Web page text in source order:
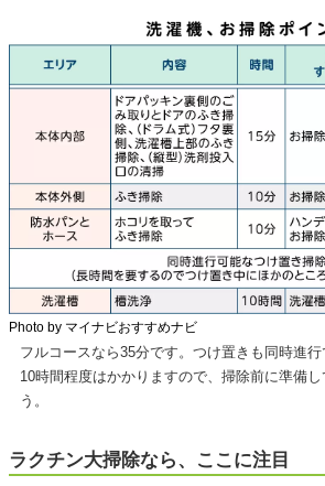
Photo by マイナビおすすめナビ
フルコースなら35分です。つけ置きも同時進
10時間程度はかかりますので、掃除前に準備
う。
ラクチン大掃除なら、ここに注目